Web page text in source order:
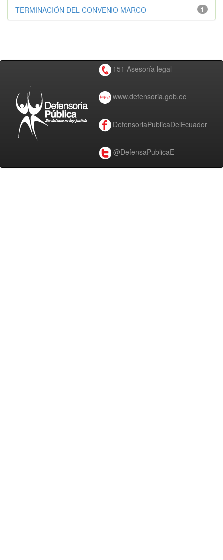
1
TERMINACIÓN DEL CONVENIO MARCO
151 Asesoría legal
www.defensoria.gob.ec
DefensoriaPublicaDelEcuador
@DefensaPublicaE